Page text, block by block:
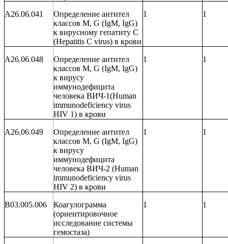
A26.06.041
Определение антител
классов M, G (IgM, IgG)
к вирусному гепатиту С
(Hepatitis C virus) в крови
1 1
A26.06.048
Определение антител
классов M, G (IgM, IgG)
к вирусу
иммунодефицита
человека ВИЧ-1(Human
immunodeficiency virus
HIV 1) в крови
1 1
A26.06.049
Определение антител
классов M, G (IgM, IgG)
к вирусу
иммунодефицита
человека ВИЧ-2 (Human
immunodeficiency virus
HIV 2) в крови
1 1
B03.005.006
Коагулограмма
(ориентировочное
исследование системы
гемостаза)
1 1